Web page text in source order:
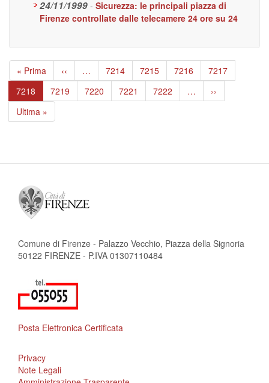
24/11/1999 - Sicurezza: le principali piazza di
Firenze controllate dalle telecamere 24 ore su 24
Paginazione
Prima
pagina
« Prima
Pagina
precedente
‹‹ … Page
7214 Page
7215 Page
7216 Page
7217
Pagina
attuale
7218 Page
7219 Page
7220 Page
7221 Page
7222 …
Pagina
successiva
››
Ultima
pagina
Ultima »
Comune di Firenze - Palazzo Vecchio, Piazza della Signoria
50122 FIRENZE - P.IVA 01307110484
Posta Elettronica Certificata
Privacy
Note Legali